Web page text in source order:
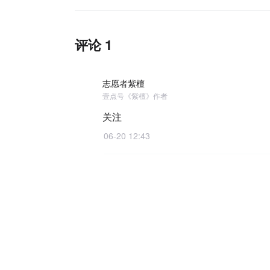
评论 1
志愿者紫檀
壹点号《紫檀》作者
关注
06-20 12:43